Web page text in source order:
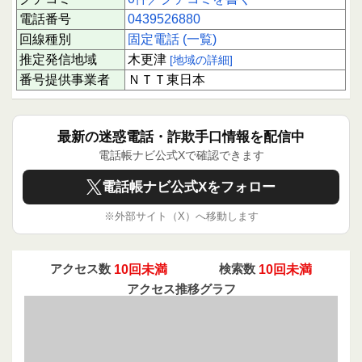
電話番号
0439526880
回線種別
固定電話 (一覧)
推定発信地域
木更津 [地域の詳細]
番号提供事業者 ＮＴＴ東日本
最新の迷惑電話・詐欺手口情報を配信中
電話帳ナビ公式Xで確認できます
電話帳ナビ公式Xをフォロー
※外部サイト（X）へ移動します
アクセス数 10回未満 検索数 10回未満
アクセス推移グラフ